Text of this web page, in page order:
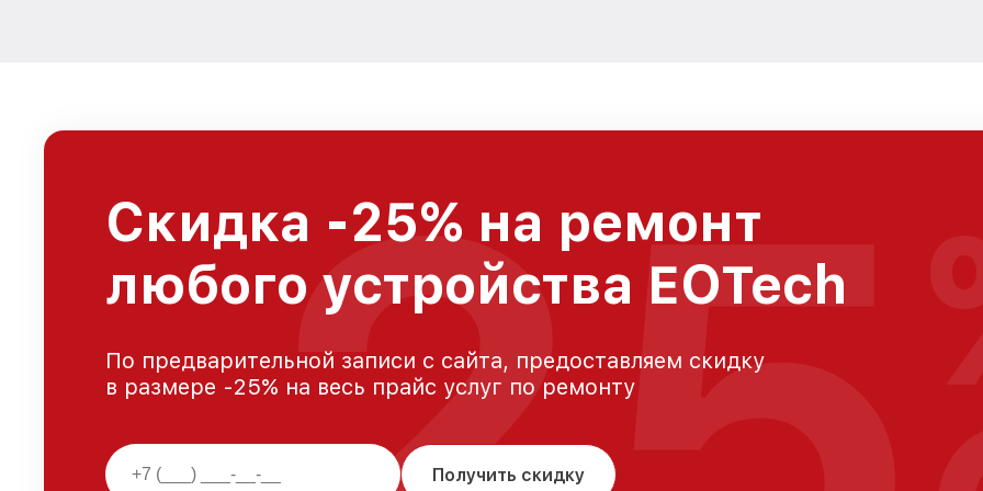
Скидка -25% на ремонт
любого устройства EOTech
По предварительной записи с сайта, предоставляем скидку
в размере -25% на весь прайс услуг по ремонту
Получить скидку